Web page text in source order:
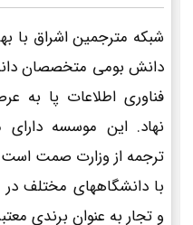
شبکه مترجمین اشراق با
دانش بومی متخصصان
فناوری اطلاعات پا به
نهاد. این موسسه
ترجمه از وزارت صمت است
با دانشگاههای مختلف
و تجار به عنوان برندی